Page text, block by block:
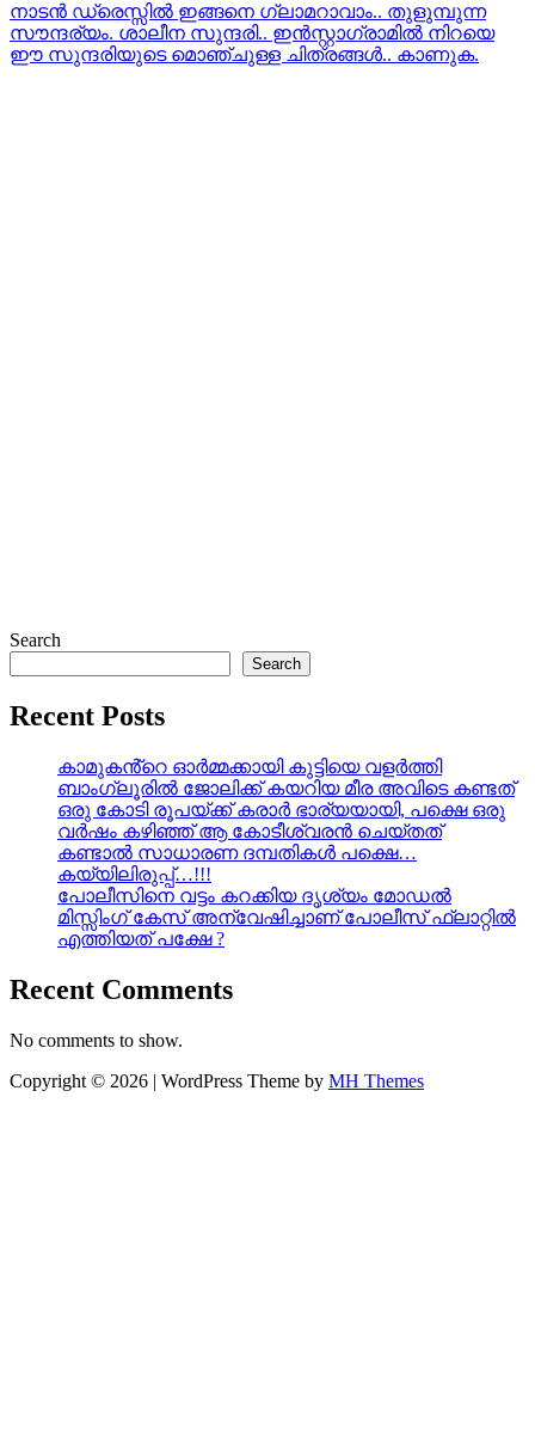
നാടന്‍ ഡ്രെസ്സില്‍ ഇങ്ങനെ ഗ്ലാമറാവാം.. തുളുമ്പുന്ന
സൗന്ദര്യം. ശാലീന സുന്ദരി.. ഇൻസ്റ്റാഗ്രാമിൽ നിറയെ
ഈ സുന്ദരിയുടെ മൊഞ്ചുള്ള ചിത്രങ്ങൾ.. കാണുക.
Search
Search
Recent Posts
കാമുകൻ്റെ ഓർമ്മക്കായി കുട്ടിയെ വളർത്തി
ബാംഗ്ലൂരിൽ ജോലിക്ക് കയറിയ മീര അവിടെ കണ്ടത്
ഒരു കോടി രൂപയ്ക്ക് കരാർ ഭാര്യയായി, പക്ഷെ ഒരു
വർഷം കഴിഞ്ഞ് ആ കോടീശ്വരൻ ചെയ്തത്
കണ്ടാൽ സാധാരണ ദമ്പതികൾ പക്ഷെ…
കയ്യിലിരുപ്പ്…!!!
പോലീസിനെ വട്ടം കറക്കിയ ദൃശ്യം മോഡല്‍
മിസ്സിംഗ് കേസ് അന്വേഷിച്ചാണ് പോലീസ് ഫ്ലാറ്റിൽ
എത്തിയത് പക്ഷേ ?
Recent Comments
No comments to show.
Copyright © 2026 | WordPress Theme by MH Themes